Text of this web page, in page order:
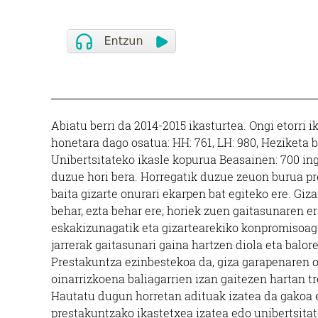
Abiatu berri da 2014-2015 ikasturtea. Ongi etorri
honetara dago osatua: HH: 761, LH: 980, Heziketa
Unibertsitateko ikasle kopurua Beasainen: 700
duzue hori bera. Horregatik duzue zeuon burua
baita gizarte onurari ekarpen bat egiteko ere.
behar, ezta behar ere; horiek zuen gaitasunaren
eskakizunagatik eta gizartearekiko
jarrerak gaitasunari gaina hartzen diola eta
Prestakuntza ezinbestekoa da, giza
oinarrizkoena baliagarrien izan gaitezen hartan
Hautatu dugun horretan adituak izatea da
prestakuntzako ikastetxea izatea edo